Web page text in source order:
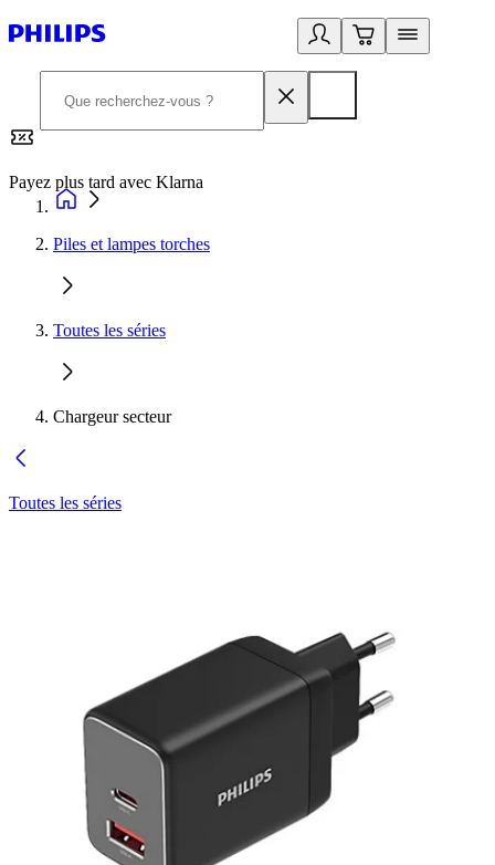
Payez plus tard avec Klarna
Piles et lampes torches
Toutes les séries
Chargeur secteur
Toutes les séries